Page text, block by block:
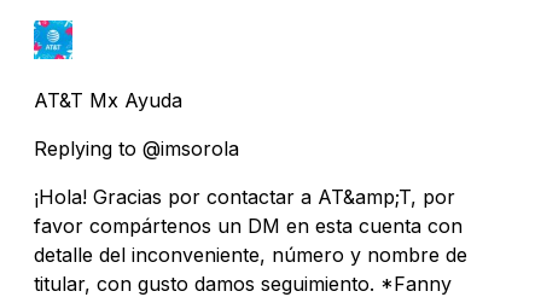
AT&T Mx Ayuda
Replying to @imsorola
¡Hola! Gracias por contactar a AT&amp;T, por
favor compártenos un DM en esta cuenta con
detalle del inconveniente, número y nombre de
titular, con gusto damos seguimiento. *Fanny